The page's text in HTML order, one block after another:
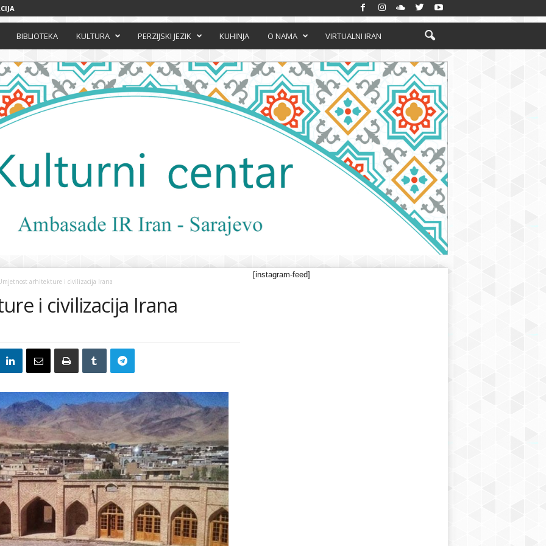
BIBLIOTEKA KULTURA PERZIJSKI JEZIK KUHINJA O NAMA VIRTUALNI IRAN
arhitekture i civilizacija Irana
i civilizacija Irana
[instagram-feed]